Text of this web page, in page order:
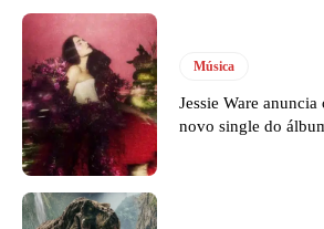
Música
Jessie Ware anuncia
novo single do